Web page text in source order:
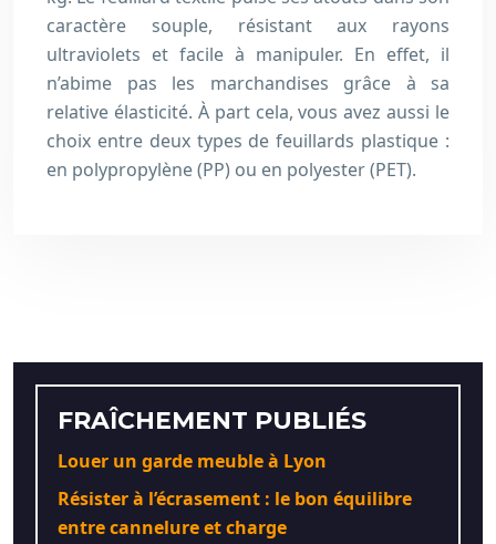
caractère souple, résistant aux rayons
ultraviolets et facile à manipuler. En effet, il
n’abime pas les marchandises grâce à sa
relative élasticité. À part cela, vous avez aussi le
choix entre deux types de feuillards plastique :
en polypropylène (PP) ou en polyester (PET).
FRAÎCHEMENT PUBLIÉS
Louer un garde meuble à Lyon
Résister à l’écrasement : le bon équilibre
entre cannelure et charge